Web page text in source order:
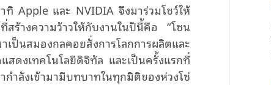
Apple และ NVIDIA จึงมาร่วมโชว์ให้
สร้างความว้าวให้กับงานในปีนี้คือ “โซน
ป็นสมองกลคอยสั่งการโลกการผลิตและ
ดงเทคโนโลยีดิจิทัล และเป็นครั้งแรกที่
ำลังเข้ามามีบทบาทในทุกมิติของห่วงโซ่